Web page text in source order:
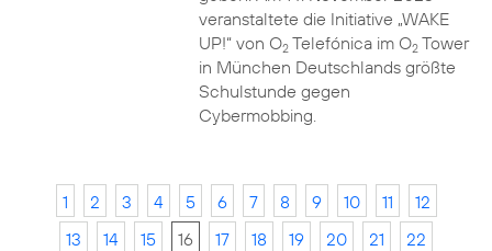
veranstaltete die Initiative „WAKE
UP!“ von O2Telefónica im O2Tower
in München Deutschlands größte
Schulstunde gegen
Cybermobbing.
1 2 3 4 5 6 7 8 9 10 11
12
13
14 15 16 17 18 19 20 21
22